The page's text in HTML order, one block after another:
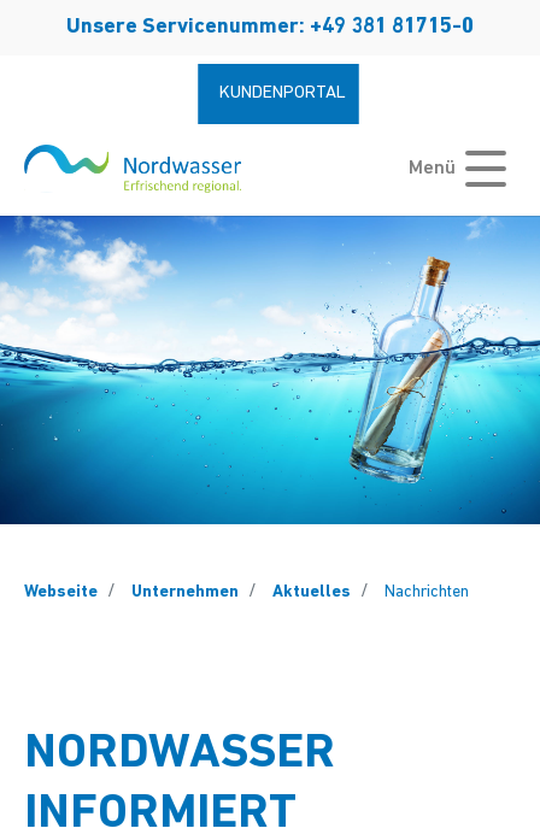
Unsere Servicenummer: +49 381 81715-0
KUNDENPORTAL
Menü
Webseite Unternehmen Aktuelles Nachrichten
NORDWASSER
INFORMIERT